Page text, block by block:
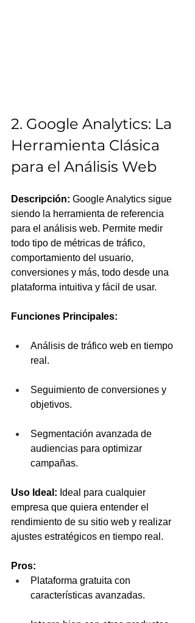
2. Google Analytics: La
Herramienta Clásica
para el Análisis Web
Descripción: Google Analytics sigue
siendo la herramienta de referencia
para el análisis web. Permite medir
todo tipo de métricas de tráfico,
comportamiento del usuario,
conversiones y más, todo desde una
plataforma intuitiva y fácil de usar.
Funciones Principales:
Análisis de tráfico web en tiempo
real.
Seguimiento de conversiones y
objetivos.
Segmentación avanzada de
audiencias para optimizar
campañas.
Uso Ideal: Ideal para cualquier
empresa que quiera entender el
rendimiento de su sitio web y realizar
ajustes estratégicos en tiempo real.
Pros:
Plataforma gratuita con
características avanzadas.